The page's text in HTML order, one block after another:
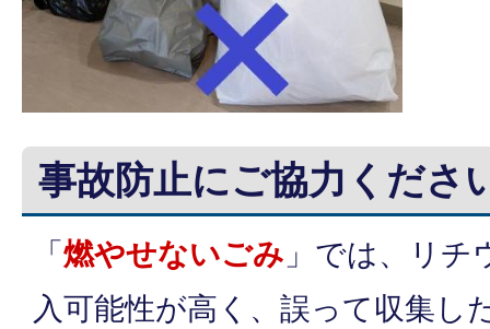
事故防止にご協力くださ
「 燃やせないごみ 」では、リチ
入可能性が高く、誤って収集し